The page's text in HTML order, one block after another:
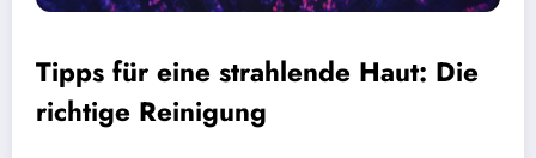
Tipps für eine strahlende Haut: Die
richtige Reinigung